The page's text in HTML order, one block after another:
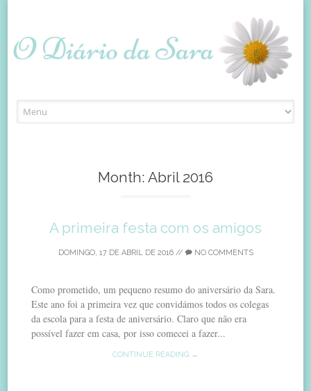
to
Month: Abril 2016
A primeira festa com os amigos
DOMINGO, 17 DE ABRIL DE 2016// NO COMMENTS
Como prometido, um pequeno resumo do aniversário da Sara.
Este ano foi a primeira vez que convidámos todos os colegas
da escola para a festa de aniversário. Claro que não era
possível fazer em casa, por isso comecei a fazer...
CONTINUE READING →